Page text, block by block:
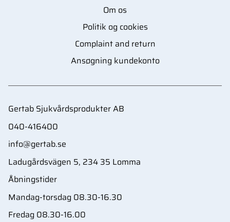
Om os
Politik og cookies
Complaint and return
Ansøgning kundekonto
Gertab Sjukvårdsprodukter AB
040-416400
info@gertab.se
Ladugårdsvägen 5, 234 35 Lomma
Åbningstider
Mandag-torsdag 08.30-16.30
Fredag 08.30-16.00